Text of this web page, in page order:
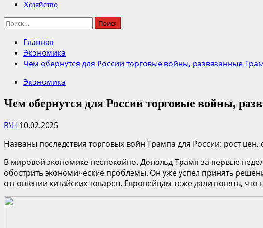
Хозяйство
Найти:
Главная
Экономика
Чем обернутся для России торговые войны, развязанные
Экономика
Чем обернутся для России торговые войны,
R\H 10.02.2025
Названы последствия торговых войн Трампа для России: рост
В мировой экономике неспокойно. Дональд Трамп за первые
обострить экономические проблемы. Он уже успел принять
отношении китайских товаров. Европейцам тоже дали понять,